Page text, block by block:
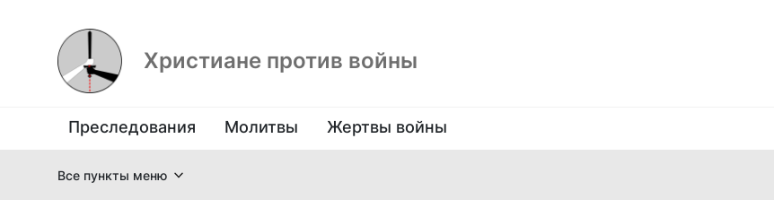
Христиане против войны
Преследования Молитвы Жертвы войны
Все пункты меню